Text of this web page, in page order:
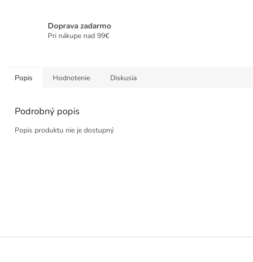
Doprava zadarmo
Pri nákupe nad 99€
Popis Hodnotenie Diskusia
Podrobný popis
Popis produktu nie je dostupný